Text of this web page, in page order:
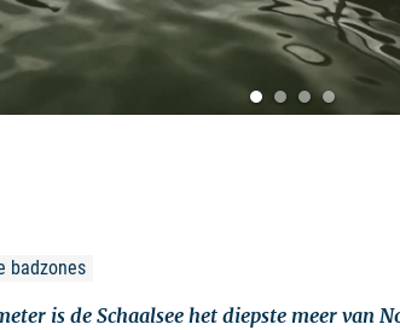
badzones
is de Schaalsee het diepste meer van